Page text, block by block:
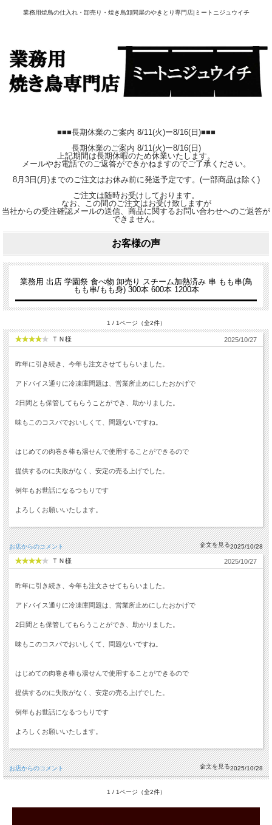
業務用焼鳥の仕入れ・卸売り・焼き鳥卸問屋のやきとり専門店|ミートニジュウイチ
■■■長期休業のご案内 8/11(火)ー8/16(日)■■■
長期休業のご案内 8/11(火)ー8/16(日)
上記期間は長期休暇のため休業いたします。
メールやお電話でのご返答ができかねますのでご了承ください。
8月3日(月)までのご注文はお休み前に発送予定です。(一部商品は除く)
ご注文は随時お受けしております。
なお、この間のご注文はお受け致しますが
当社からの受注確認メールの送信、商品に関するお問い合わせへのご返答が
できません。
お客様の声
業務用 出店 学園祭 食べ物 卸売り スチーム加熱済み 串 もも串(鳥
もも串/もも身) 300本 600本 1200本
1 / 1ページ（全2件）
ＴＮ様 2025/10/27
昨年に引き続き、今年も注文させてもらいました。
アドバイス通りに冷凍庫問題は、営業所止めにしたおかげで
2日間とも保管してもらうことができ、助かりました。
味もこのコスパでおいしくて、問題ないですね。
はじめての肉巻き棒も湯せんで使用することができるので
提供するのに失敗がなく、安定の売る上げでした。
例年もお世話になるつもりです
よろしくお願いいたします。
お店からのコメント 2025/10/28
ＴＮ様 2025/10/27
昨年に引き続き、今年も注文させてもらいました。
アドバイス通りに冷凍庫問題は、営業所止めにしたおかげで
2日間とも保管してもらうことができ、助かりました。
味もこのコスパでおいしくて、問題ないですね。
はじめての肉巻き棒も湯せんで使用することができるので
提供するのに失敗がなく、安定の売る上げでした。
例年もお世話になるつもりです
よろしくお願いいたします。
お店からのコメント 2025/10/28
1 / 1ページ（全2件）